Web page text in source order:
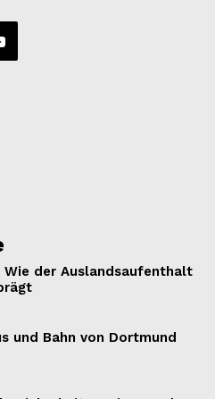
Wie der Auslandsaufenthalt
und Bahn von Dortmund